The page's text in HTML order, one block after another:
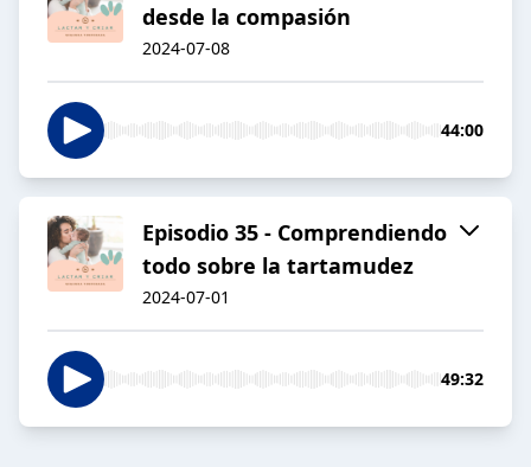
desde la compasión
2024-07-08
44:00
Episodio 35 - Comprendiendo
todo sobre la tartamudez
2024-07-01
49:32